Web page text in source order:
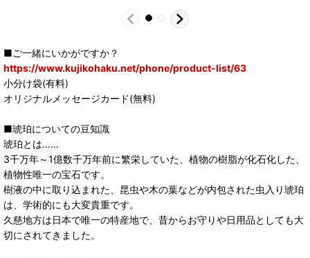
■ご一緒にいかがですか？
https://www.kujikohaku.net/phone/product-list/63
小分け袋(有料)
オリジナルメッセージカード(無料)
■琥珀についての豆知識
琥珀とは……
3千万年～1億数千万年前に繁栄していた、植物の樹脂が化石化した、
植物性唯一の宝石です。
樹液の中に取り込まれた、昆虫や木の葉などが内包された虫入り琥珀
は、学術的にも大変貴重です。
久慈地方は日本で唯一の特産地で、昔からお守りや日用品としても大
切にされてきました。